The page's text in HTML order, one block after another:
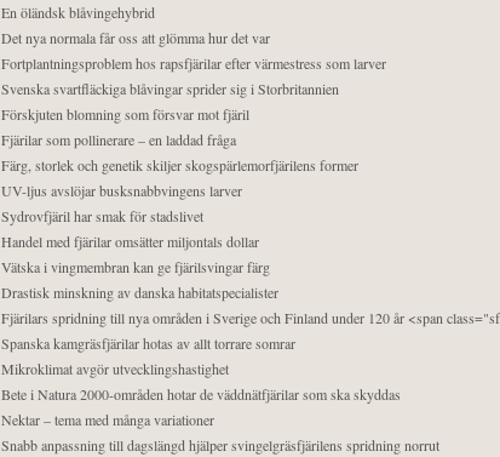
En öländsk blåvingehybrid
Det nya normala får oss att glömma hur det var
Fortplantningsproblem hos rapsfjärilar efter värmestress som larver
Svenska svartfläckiga blåvingar sprider sig i Storbritannien
Förskjuten blomning som försvar mot fjäril
Fjärilar som pollinerare – en laddad fråga
Färg, storlek och genetik skiljer skogspärlemorfjärilens former
UV-ljus avslöjar busksnabbvingens larver
Sydrovfjäril har smak för stadslivet
Handel med fjärilar omsätter miljontals dollar
Vätska i vingmembran kan ge fjärilsvingar färg
Drastisk minskning av danska habitatspecialister
Fjärilars spridning till nya områden i Sverige och Finland under 120 år <span
Spanska kamgräsfjärilar hotas av allt torrare somrar
Mikroklimat avgör utvecklingshastighet
Bete i Natura 2000-områden hotar de väddnätfjärilar som ska skyddas
Nektar – tema med många variationer
Snabb anpassning till dagslängd hjälper svingelgräsfjärilens spridning norrut